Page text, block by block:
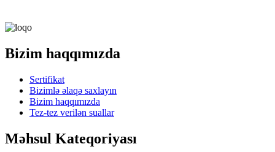
Bizim haqqımızda
Sertifikat
Bizimlə əlaqə saxlayın
Bizim haqqımızda
Tez-tez verilən suallar
Məhsul Kateqoriyası